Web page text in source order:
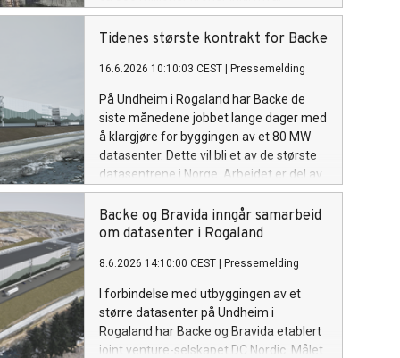
Kullkaien, som består av 88 boenheter,
er en del av den større Hegreneset-
skal bygges 560 boliger.
Tidenes største kontrakt for Backe
16.6.2026 10:10:03 CEST Pressemelding
På Undheim i Rogaland har Backe de
siste månedene jobbet lange dager med
å klargjøre for byggingen av et 80 MW
datasenter. Dette vil bli et av de største
datasentrene i Norge. Arbeidet er del av
en stor kontrakt inngått mellom Backe
og Bravida (under fellesnavnet DC
Nordic) og Green Mountain. Backes del
milliarder kroner. Backe skal levere
grunnarbeider og bygningsmasse på
totalt 70.000 m2.
Backe og Bravida inngår samarbeid
om datasenter i Rogaland
8.6.2026 14:10:00 CEST Pressemelding
I forbindelse med utbyggingen av et
større datasenter på Undheim i
Rogaland har Backe og Bravida etablert
joint venture-selskapet DC Nordic. Målet